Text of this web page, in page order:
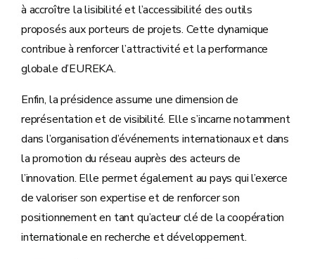
à accroître la lisibilité et l’accessibilité des outils
proposés aux porteurs de projets. Cette dynamique
contribue à renforcer l’attractivité et la performance
globale d’EUREKA.
Enfin, la présidence assume une dimension de
représentation et de visibilité. Elle s’incarne notamment
dans l’organisation d’événements internationaux et dans
la promotion du réseau auprès des acteurs de
l’innovation. Elle permet également au pays qui l’exerce
de valoriser son expertise et de renforcer son
positionnement en tant qu’acteur clé de la coopération
internationale en recherche et développement.